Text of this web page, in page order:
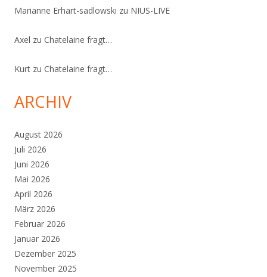
Marianne Erhart-sadlowski zu NIUS-LIVE
Axel zu Chatelaine fragt…
Kurt zu Chatelaine fragt…
ARCHIV
August 2026
Juli 2026
Juni 2026
Mai 2026
April 2026
März 2026
Februar 2026
Januar 2026
Dezember 2025
November 2025